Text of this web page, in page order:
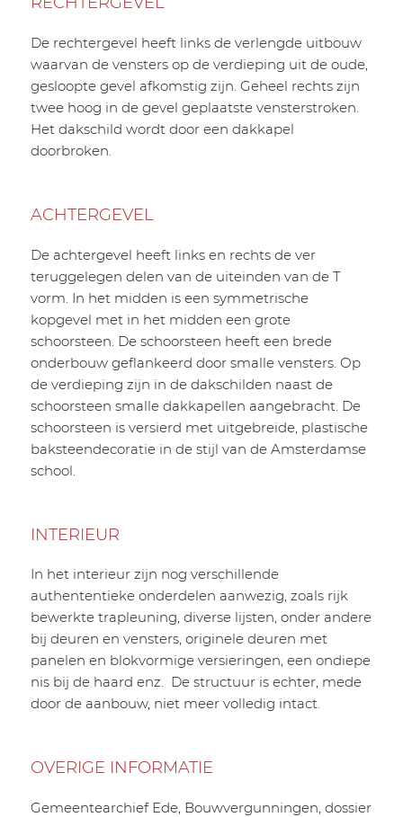
De rechtergevel heeft links de verlengde uitbouw
waarvan de vensters op de verdieping uit de oude,
gesloopte gevel afkomstig zijn. Geheel rechts zijn
twee hoog in de gevel geplaatste vensterstroken.
Het dakschild wordt door een dakkapel
doorbroken.
ACHTERGEVEL
De achtergevel heeft links en rechts de ver
teruggelegen delen van de uiteinden van de T
vorm. In het midden is een symmetrische
kopgevel met in het midden een grote
schoorsteen. De schoorsteen heeft een brede
onderbouw geflankeerd door smalle vensters. Op
de verdieping zijn in de dakschilden naast de
schoorsteen smalle dakkapellen aangebracht. De
schoorsteen is versierd met uitgebreide, plastische
baksteendecoratie in de stijl van de Amsterdamse
school.
INTERIEUR
In het interieur zijn nog verschillende
authententieke onderdelen aanwezig, zoals rijk
bewerkte trapleuning, diverse lijsten, onder andere
bij deuren en vensters, originele deuren met
panelen en blokvormige versieringen, een ondiepe
nis bij de haard enz. De structuur is echter, mede
door de aanbouw, niet meer volledig intact.
OVERIGE INFORMATIE
Gemeentearchief Ede, Bouwvergunningen, dossier